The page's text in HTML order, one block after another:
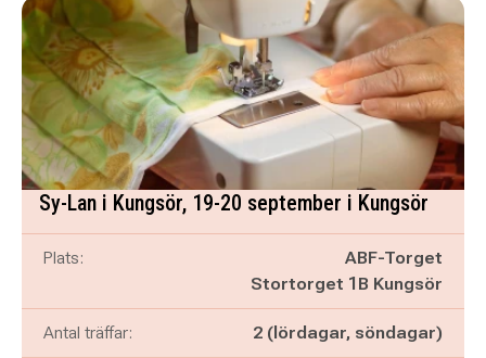
Sy-Lan i Kungsör, 19-20 september i Kungsör
Plats:
ABF-Torget
Stortorget 1B Kungsör
Antal träffar: 2 (lördagar, söndagar)